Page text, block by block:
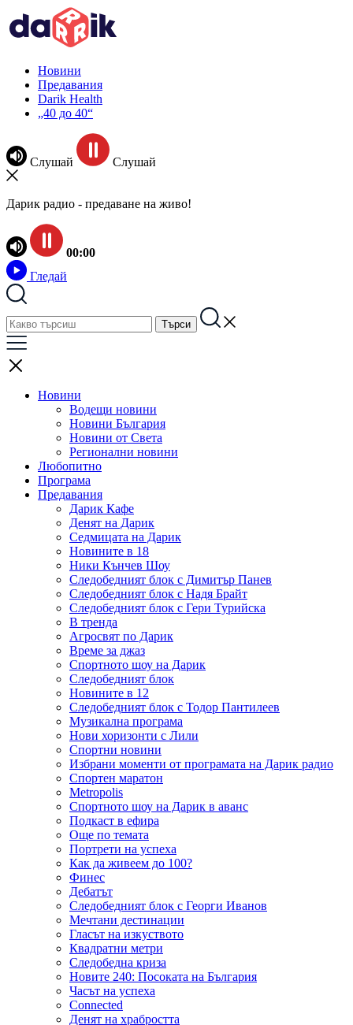
Новини
Предавания
Darik Health
„40 до 40“
Слушай Слушай
Дарик радио - предаване на живо!
00:00
Гледай
Новини
Водещи новини
Новини България
Новини от Света
Регионални новини
Любопитно
Програма
Предавания
Дарик Кафе
Денят на Дарик
Седмицата на Дарик
Новините в 18
Ники Кънчев Шоу
Следобедният блок с Димитър Панев
Следобедният блок с Надя Брайт
Следобедният блок с Гери Турийска
В тренда
Агросвят по Дарик
Време за джаз
Спортното шоу на Дарик
Следобедният блок
Новините в 12
Следобедният блок с Тодор Пантилеев
Музикална програма
Нови хоризонти с Лили
Спортни новини
Избрани моменти от програмата на Дарик радио
Спортен маратон
Metropolis
Спортното шоу на Дарик в аванс
Подкаст в ефира
Още по темата
Портрети на успеха
Как да живеем до 100?
Финес
Дебатът
Следобедният блок с Георги Иванов
Мечтани дестинации
Гласът на изкуството
Квадратни метри
Следобедна криза
Новите 240: Посоката на България
Часът на успеха
Connected
Денят на храбростта